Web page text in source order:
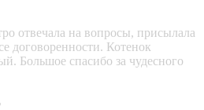
отвечала на вопросы, присылала
договоренности. Котенок
Большое спасибо за чудесного